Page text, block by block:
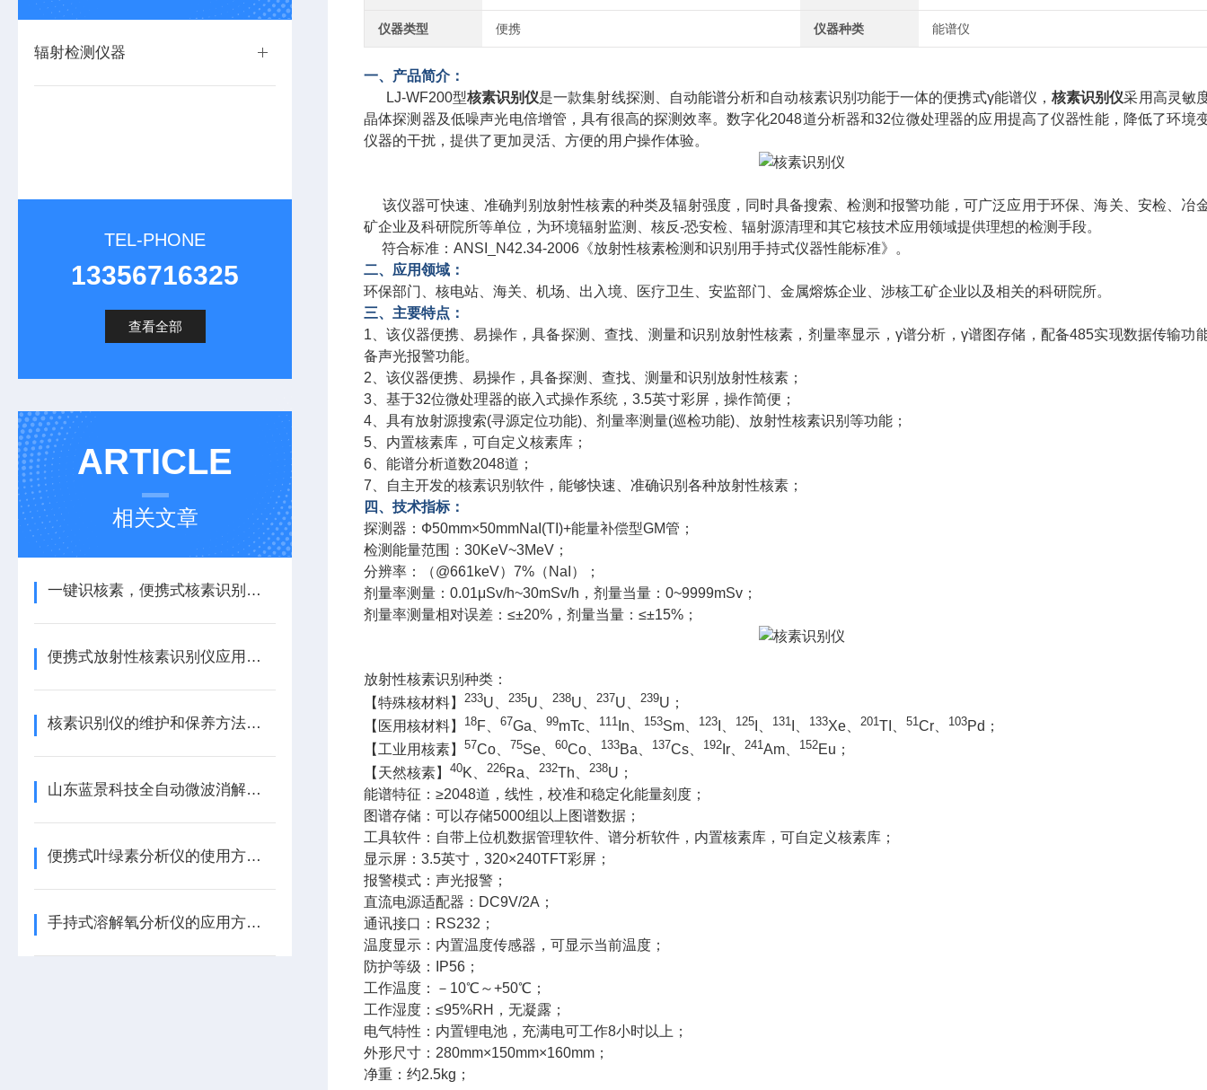
辐射检测仪器
TEL-PHONE
13356716325
查看全部
ARTICLE
相关文章
一键识核素，便携式核素识别仪开启高效检测时代
便携式放射性核素识别仪应用于哪些领域？
核素识别仪的维护和保养方法有哪些？
山东蓝景科技全自动微波消解仪：创新科技，高效消解
便携式叶绿素分析仪的使用方法有哪些？
手持式溶解氧分析仪的应用方法与注意事项
仪器类型 便携 仪器种类 能谱仪
一、产品简介：
LJ-WF200型核素识别仪是一款集射线探测、自动能谱分析和自动核素识别功能于一体的便携式γ能谱仪，核素识别仪采用高灵敏
晶体探测器及低噪声光电倍增管，具有很高的探测效率。数字化2048道分析器和32位微处理器的应用提高了仪器性能，降低了环境
仪器的干扰，提供了更加灵活、方便的用户操作体验。
矿企业及科研院所等单位，为环境辐射监测、核反-恐安检、辐射源清理和其它核技术应用领域提供理想的检测手段。
符合标准：ANSI_N42.34-2006《放射性核素检测和识别用手持式仪器性能标准》。
二、应用领域：
环保部门、核电站、海关、机场、出入境、医疗卫生、安监部门、金属熔炼企业、涉核工矿企业以及相关的科研院所。
三、主要特点：
1、该仪器便携、易操作，具备探测、查找、测量和识别放射性核素，剂量率显示，γ谱分析，γ谱图存储，配备485实现数据传输功
备声光报警功能。
2、该仪器便携、易操作，具备探测、查找、测量和识别放射性核素；
3、基于32位微处理器的嵌入式操作系统，3.5英寸彩屏，操作简便；
4、具有放射源搜索(寻源定位功能)、剂量率测量(巡检功能)、放射性核素识别等功能；
5、内置核素库，可自定义核素库；
6、能谱分析道数2048道；
7、自主开发的核素识别软件，能够快速、准确识别各种放射性核素；
四、技术指标：
探测器：Ф50mm×50mmNaI(TI)+能量补偿型GM管；
检测能量范围：30KeV~3MeV；
分辨率：（@661keV）7%（NaI）；
剂量率测量：0.01μSv/h~30mSv/h，剂量当量：0~9999mSv；
剂量率测量相对误差：≤±20%，剂量当量：≤±15%；
放射性核素识别种类：
【特殊核材料】
233U、 235U、 238U、 237U、 239U；
【医用核材料】
18F、 67Ga、 99mTc、 111 In、 153Sm、 123 125 131 133Xe、 201TI、 51Cr、 103Pd；
【工业用核素】
57Co、 75Se、 60Co、 133Ba、 137Cs、 192 Ir、 241Am、 152Eu；
【天然核素】
40K、 226Ra、 232Th、 238U；
能谱特征：≥2048道，线性，校准和稳定化能量刻度；
图谱存储：可以存储5000组以上图谱数据；
工具软件：自带上位机数据管理软件、谱分析软件，内置核素库，可自定义核素库；
显示屏：3.5英寸，320×240TFT彩屏；
报警模式：声光报警；
直流电源适配器：DC9V/2A；
通讯接口：RS232；
温度显示：内置温度传感器，可显示当前温度；
防护等级：IP56；
工作温度：－10℃～+50℃；
工作湿度：≤95%RH，无凝露；
电气特性：内置锂电池，充满电可工作8小时以上；
外形尺寸：280mm×150mm×160mm；
净重：约2.5kg；